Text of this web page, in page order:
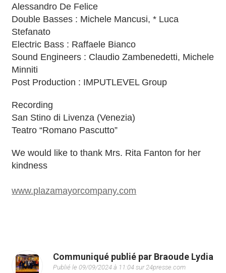
Alessandro De Felice
Double Basses : Michele Mancusi, * Luca
Stefanato
Electric Bass : Raffaele Bianco
Sound Engineers : Claudio Zambenedetti, Michele
Minniti
Post Production : IMPUTLEVEL Group
Recording
San Stino di Livenza (Venezia)
Teatro “Romano Pascutto”
We would like to thank Mrs. Rita Fanton for her
kindness
www.plazamayorcompany.com
Communiqué publié par Braoude Lydia
Publié le 09/09/2024 à 11:04 sur 24presse.com